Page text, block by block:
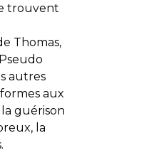
trouvent
Thomas,
autres
aux
guérison
la